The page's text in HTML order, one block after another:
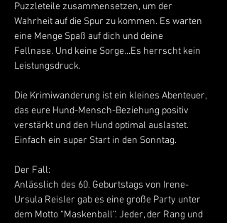
Puzzleteile zusammensetzen, um der
Wahrheit auf die Spur zu kommen. Es warten
eine Menge Spaß auf dich und deine
Fellnase. Und keine Sorge...Es herrscht kein
Leistungsdruck.
Die Krimiwanderung ist ein kleines Abenteuer,
das eure Hund-Mensch-Beziehung positiv
verstärkt und den Hund optimal auslastet.
Einfach ein super Start in den Sonntag.
Der Fall:
Anlässlich des 60. Geburtstags von Irene-
Ursula Reisler gab es eine große Party unter
dem Motto “Maskenball“. Jeder, der Rang und